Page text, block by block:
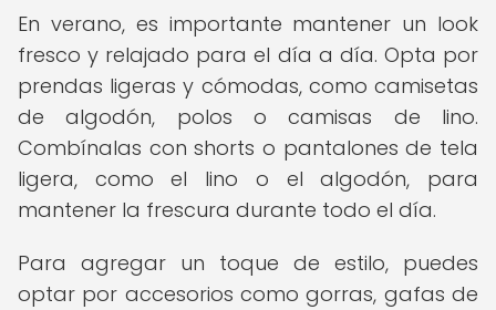
En verano, es importante mantener un look
fresco y relajado para el día a día. Opta por
prendas ligeras y cómodas, como camisetas
de algodón, polos o camisas de lino.
Combínalas con shorts o pantalones de tela
ligera, como el lino o el algodón, para
mantener la frescura durante todo el día.
Para agregar un toque de estilo, puedes
optar por accesorios como gorras, gafas de